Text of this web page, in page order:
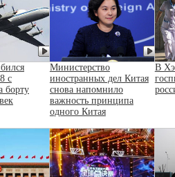
с
борту
Министерство
иностранных дел Китая
снова напомнило
важность принципа
одного Китая
В